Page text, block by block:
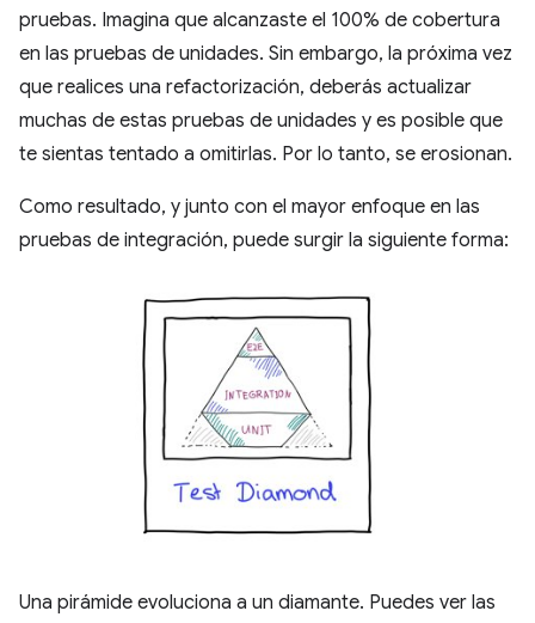
pruebas. Imagina que alcanzaste el 100% de cobertura
en las pruebas de unidades. Sin embargo, la próxima vez
que realices una refactorización, deberás actualizar
muchas de estas pruebas de unidades y es posible que
te sientas tentado a omitirlas. Por lo tanto, se erosionan.
Como resultado, y junto con el mayor enfoque en las
pruebas de integración, puede surgir la siguiente forma:
Una pirámide evoluciona a un diamante. Puedes ver las